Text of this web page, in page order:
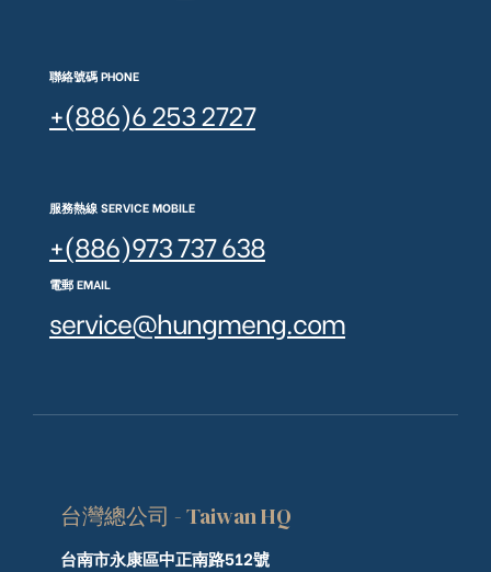
聯絡號碼 PHONE
+(886)6 253 2727
服務熱線 SERVICE MOBILE
+(886)973 737 638
電郵 EMAIL
service@hungmeng.com
台灣總公司 - Taiwan HQ
台南市永康區中正南路512號